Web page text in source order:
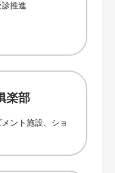
推進
楽部
ント施設、ショ